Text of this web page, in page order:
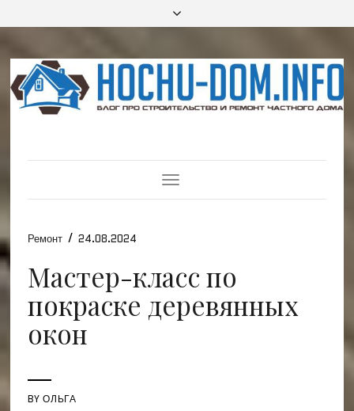
Toggle
Navigation
Ремонт / 24.08.2024
Мастер-класс по
покраске деревянных
окон
BYОЛЬГА